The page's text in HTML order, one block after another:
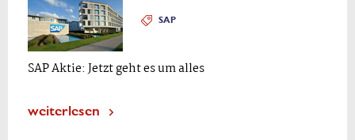
SAP
SAP Aktie: Jetzt geht es um alles
weiterlesen